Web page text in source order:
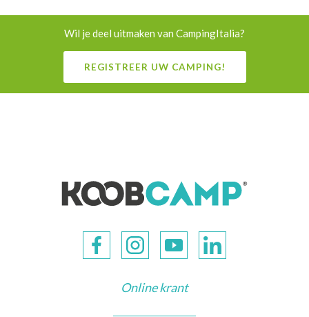
Wil je deel uitmaken van CampingItalia?
REGISTREER UW CAMPING!
Online krant